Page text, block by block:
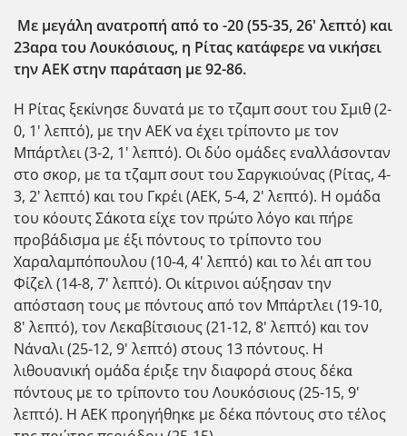
Με μεγάλη ανατροπή από το -20 (55-35, 26' λεπτό) και
23αρα του Λουκόσιους, η Ρίτας κατάφερε να νικήσει
την ΑΕΚ στην παράταση με 92-86.
Η Ρίτας ξεκίνησε δυνατά με το τζαμπ σουτ του Σμιθ (2-
0, 1' λεπτό), με την ΑΕΚ να έχει τρίποντο με τον
Μπάρτλει (3-2, 1' λεπτό). Οι δύο ομάδες εναλλάσονταν
στο σκορ, με τα τζαμπ σουτ του Σαργκιούνας (Ρίτας, 4-
3, 2' λεπτό) και του Γκρέι (ΑΕΚ, 5-4, 2' λεπτό). Η ομάδα
του κόουτς Σάκοτα είχε τον πρώτο λόγο και πήρε
προβάδισμα με έξι πόντους το τρίποντο του
Χαραλαμπόπουλου (10-4, 4' λεπτό) και το λέι απ του
Φίζελ (14-8, 7' λεπτό). Οι κίτρινοι αύξησαν την
απόσταση τους με πόντους από τον Μπάρτλει (19-10,
8' λεπτό), τον Λεκαβίτσιους (21-12, 8' λεπτό) και τον
Νάναλι (25-12, 9' λεπτό) στους 13 πόντους. Η
λιθουανική ομάδα έριξε την διαφορά στους δέκα
πόντους με το τρίποντο του Λουκόσιους (25-15, 9'
λεπτό). Η ΑΕΚ προηγήθηκε με δέκα πόντους στο τέλος